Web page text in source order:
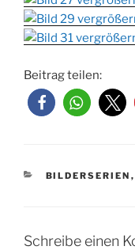
Beitrag teilen:
KATEGORIEN
BILDERSERIEN ,
Schreibe einen